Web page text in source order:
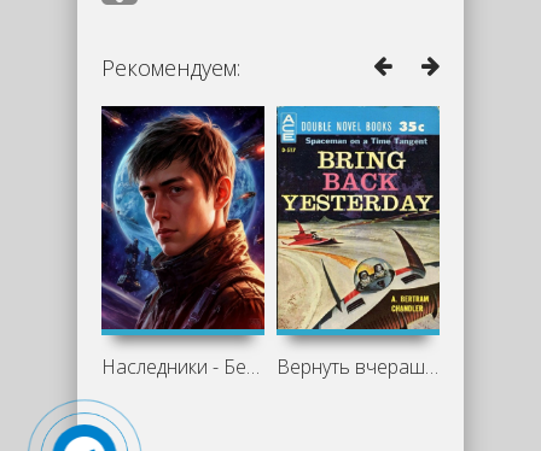
Рекомендуем:
Наследники - Бертрам Чандлер Вернуть вчерашний день. Рассказы -